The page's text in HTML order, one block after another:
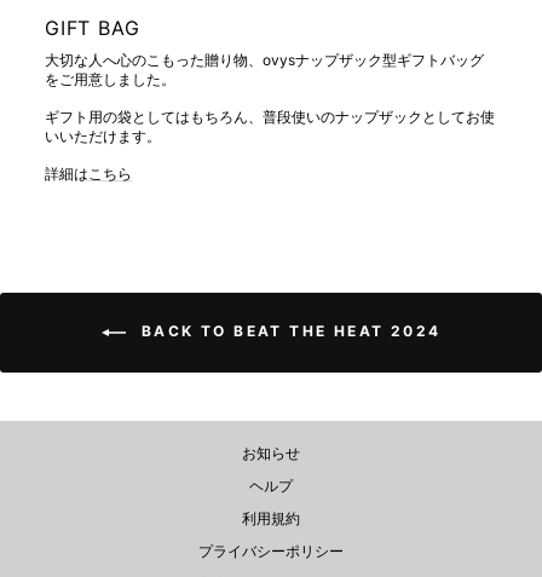
GIFT BAG
大切な人へ心のこもった贈り物、ovysナップザック型ギフトバッグ
をご用意しました。
ギフト用の袋としてはもちろん、普段使いのナップザックとしてお使
いいただけます。
詳細はこちら
BACK TO BEAT THE HEAT 2024
お知らせ
ヘルプ
利用規約
プライバシーポリシー